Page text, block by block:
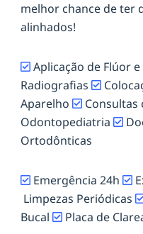
melhor chance de ter
alinhados!
Aplicação de Flúor e
Radiografias
Aparelho
Consultas
Odontopediatria
Ortodônticas
Emergência 24h
Limpezas Periódicas
Bucal
Placa de